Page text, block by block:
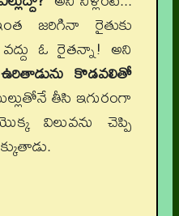
జరిగినా రైతుకు
ఓ రైతన్నా! అని
ఉరితాడును కొడవలితో
తీసి ఇగురంగా
విలువను చెప్పి